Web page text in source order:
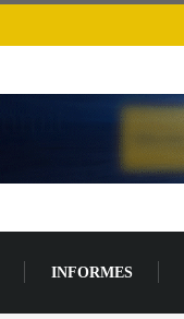
INFORMES